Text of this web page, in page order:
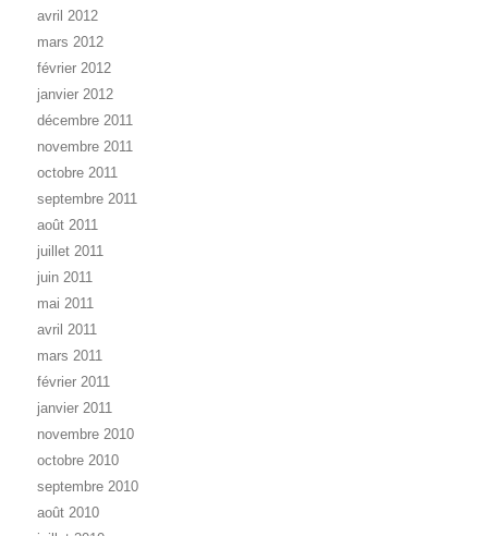
avril 2012
mars 2012
février 2012
janvier 2012
décembre 2011
novembre 2011
octobre 2011
septembre 2011
août 2011
juillet 2011
juin 2011
mai 2011
avril 2011
mars 2011
février 2011
janvier 2011
novembre 2010
octobre 2010
septembre 2010
août 2010